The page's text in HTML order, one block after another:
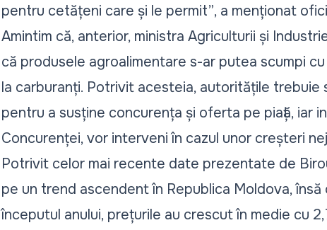
pentru cetățeni care și le permit”, a menționat
Amintim că, anterior, ministra Agriculturii și
că produsele agroalimentare s-ar putea scumpi cu
la carburanți. Potrivit acesteia, autoritățile trebuie
pentru a susține concurența și oferta pe piață, iar
Concurenței, vor interveni în cazul unor creșteri
Potrivit celor mai recente date prezentate de
pe un trend ascendent în Republica Moldova,
începutul anului, prețurile au crescut în medie cu